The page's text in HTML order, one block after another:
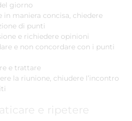
giorno
in maniera concisa, chiedere
di punti
e richiedere opinioni
e non concordare con i punti
e trattare
la riunione, chiudere l’incontro
e ripetere